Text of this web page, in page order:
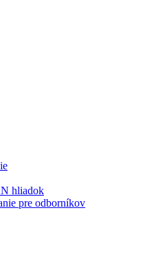
hliadok
pre odborníkov